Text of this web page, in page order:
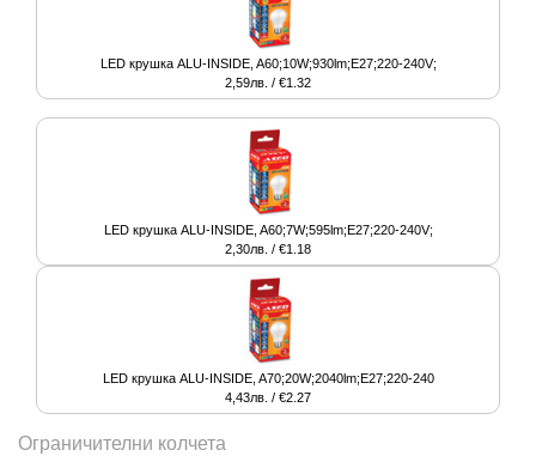
LED крушка ALU-INSIDE, A60;10W;930lm;E27;220-240V;
2,59лв. / €1.32
LED крушка ALU-INSIDE, A60;7W;595lm;E27;220-240V;
2,30лв. / €1.18
LED крушка ALU-INSIDE, A70;20W;2040lm;E27;220-240
4,43лв. / €2.27
Ограничителни колчета